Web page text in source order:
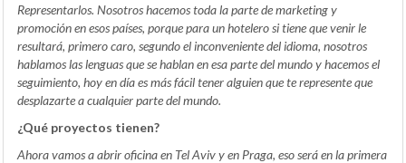
Representarlos. Nosotros hacemos toda la parte de marketing y
promoción en esos países, porque para un hotelero si tiene que venir le
resultará, primero caro, segundo el inconveniente del idioma, nosotros
hablamos las lenguas que se hablan en esa parte del mundo y hacemos el
seguimiento, hoy en día es más fácil tener alguien que te represente que
desplazarte a cualquier parte del mundo.
¿Qué proyectos tienen?
Ahora vamos a abrir oficina en Tel Aviv y en Praga, eso será en la primera